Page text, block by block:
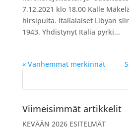
7.12.2021 klo 18.00 Kalle
hirsipuita. Italialaiset Libyan
1943. Yhdistynyt Italia pyrki...
« Vanhemmat merkinnät
Viimeisimmät artikkelit
KEVÄÄN 2026 ESITELMÄT